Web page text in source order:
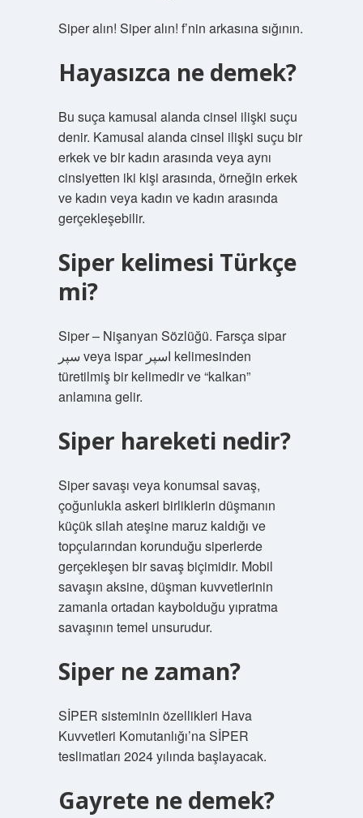
Siper alın! Siper alın! f’nin arkasına sığının.
Hayasızca ne demek?
Bu suça kamusal alanda cinsel ilişki suçu
denir. Kamusal alanda cinsel ilişki suçu bir
erkek ve bir kadın arasında veya aynı
cinsiyetten iki kişi arasında, örneğin erkek
ve kadın veya kadın ve kadın arasında
gerçekleşebilir.
Siper kelimesi Türkçe
mi?
Siper – Nişanyan Sözlüğü. Farsça sipar
سپر veya ispar اسپر kelimesinden
türetilmiş bir kelimedir ve “kalkan”
anlamına gelir.
Siper hareketi nedir?
Siper savaşı veya konumsal savaş,
çoğunlukla askeri birliklerin düşmanın
küçük silah ateşine maruz kaldığı ve
topçularından korunduğu siperlerde
gerçekleşen bir savaş biçimidir. Mobil
savaşın aksine, düşman kuvvetlerinin
zamanla ortadan kaybolduğu yıpratma
savaşının temel unsurudur.
Siper ne zaman?
SİPER sisteminin özellikleri Hava
Kuvvetleri Komutanlığı’na SİPER
teslimatları 2024 yılında başlayacak.
Gayrete ne demek?